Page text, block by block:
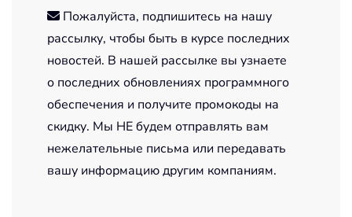
Пожалуйста, подпишитесь на нашу
рассылку, чтобы быть в курсе последних
новостей. В нашей рассылке вы узнаете
о последних обновлениях программного
обеспечения и получите промокоды на
скидку. Мы НЕ будем отправлять вам
нежелательные письма или передавать
вашу информацию другим компаниям.